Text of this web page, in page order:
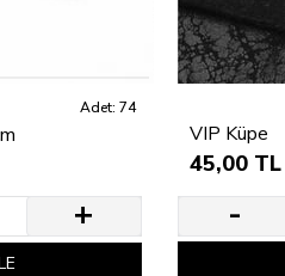
Adet: 74
VIP Küpe
45,00 TL